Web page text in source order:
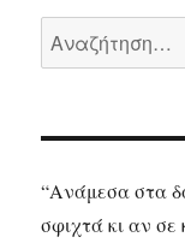
Αναζήτηση
για:
“Ανάμεσα στα
σφιχτά κι αν